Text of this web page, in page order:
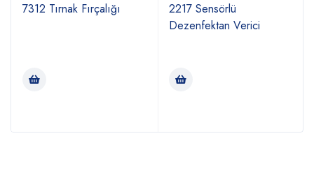
7312 Tırnak Fırçalığı
2217 Sensörlü
Dezenfektan Verici